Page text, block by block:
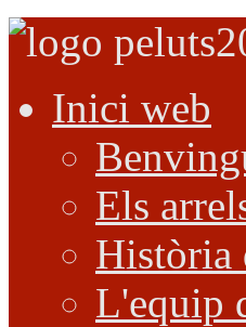
Inici web
Els
Història
L'equip